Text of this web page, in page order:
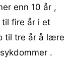
enn 10 år ,
fire år i et
til tre år å lære
.